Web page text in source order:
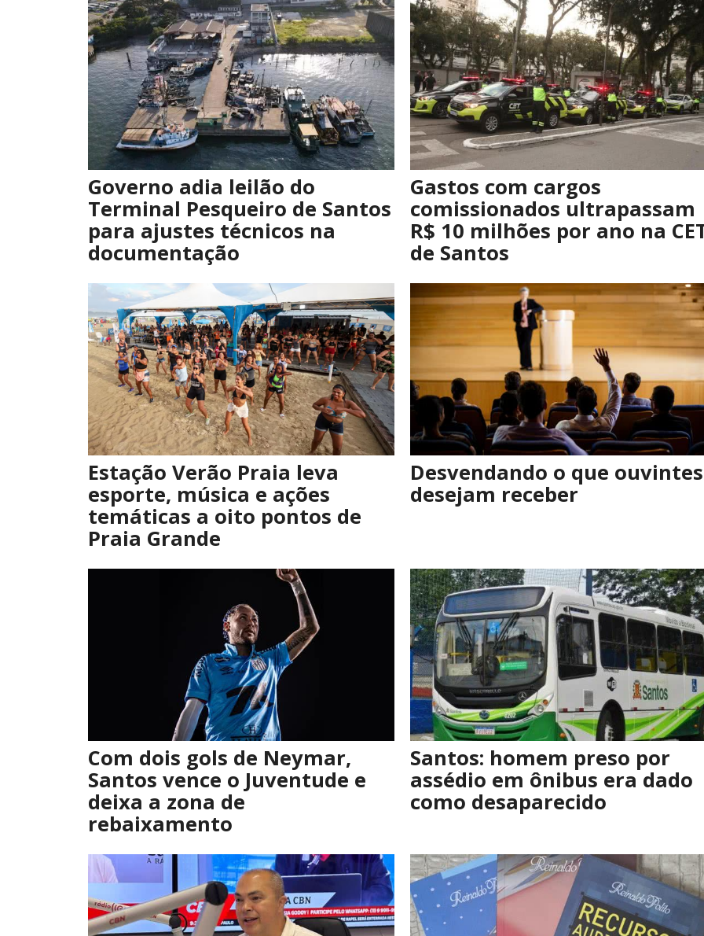
Governo adia leilão do
Terminal Pesqueiro de Santos
para ajustes técnicos na
documentação
Gastos com cargos
comissionados ultrapassam
R$ 10 milhões por ano na
de Santos
Estação Verão Praia leva
esporte, música e ações
temáticas a oito pontos de
Praia Grande
Desvendando o que ouvintes
desejam receber
Com dois gols de Neymar,
Santos vence o Juventude e
deixa a zona de
rebaixamento
Santos: homem preso por
assédio em ônibus era dado
como desaparecido